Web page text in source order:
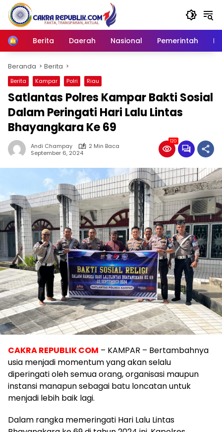
Langsung
konten
Home
Berita Daerah Nasional Pemerintah
Beranda Berita
Berita Kampar Polri Riau
Satlantas Polres Kampar Bakti Sosial
Dalam Peringati Hari Lalu Lintas
Bhayangkara Ke 69
Andi Champay
2 Min Baca
September 6, 2024
120
CAKRA REPUBLIK COM – KAMPAR – Bertambahnya
usia menjadi momentum yang akan selalu
diperingati oleh semua orang, organisasi maupun
instansi manapun sebagai batu loncatan untuk
menjadi lebih baik lagi.
Dalam rangka memeringati Hari Lalu Lintas